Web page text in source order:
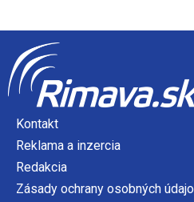
Kontakt
Reklama a inzercia
Redakcia
Zásady ochrany osobných